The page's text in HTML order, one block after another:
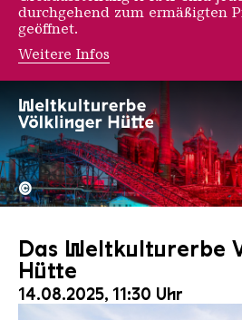
©
Das Weltkulturerbe
Hütte
14.08.2025, 11:30 Uhr
durchgehend zum ermäßigten
geöffnet.
Weitere Infos